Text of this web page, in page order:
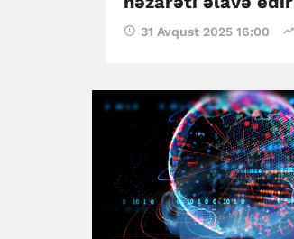
31 Avqust 2025 16:00